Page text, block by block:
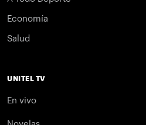
Economía
Salud
UNITEL TV
En vivo